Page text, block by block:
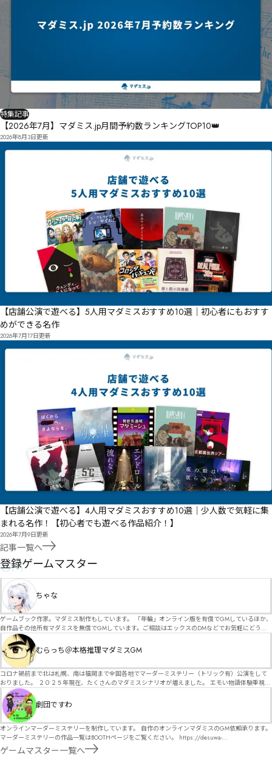
特集記事
【2026年7月】マダミス.jp月間予約数ランキングTOP10👑
2026年8月3日更新
【店舗公演で遊べる】5人用マダミスおすすめ10選｜初心者にもおすす
めができる名作
2026年7月17日更新
【店舗公演で遊べる】4人用マダミスおすすめ10選｜少人数で気軽に集
まれる名作！【初心者でも遊べる作品紹介！】
2026年7月9日更新
記事一覧へ
GM
登録ゲームマスター
ちゃな
ゲームブック作家。マダミス制作もしています。 「年輪」オンライン版を有償でGMしているほか、
自作品その他所有マダミスを無償でGMしています。ご相談はエックスのDMなどでお気軽にどう
ぞ。
むらっち＠本格推理マダミスGM
コロナ禍前まで北は札幌、南は福岡まで全国各地でマーダーミステリー（トリック有）公演をして
おりました。 ２０２５年現在、たくさんのマダミスシナリオが増えました。 エモい物語体験重視の
シナリオがマダミス・マーダーミステリーというジャンル名でたくさんあるため、そのようなシナ
リオは簡単に遊べます。 しかし、２～３時間ずっと考え＆議論して、見たことないトリックが解け
る閃きや犯人として逃げ切る楽しみのある本格推理マーダーミステリーを見つけることが難しくな
劇団ですわ
オンラインマーダーミステリーを制作しています。 自作のオンラインマダミスのGM依頼承ります。
マーダーミステリーの作品一覧はBOOTHページをご覧ください。 https://desuwa-
madamisu.booth.pm/ 以下注意事項をご一読、同意の上で、予約フォームからご連絡ください。
■GM依頼の注意事項■ ①依頼をする作品のＢＯＯＴＨの概要を確認した上で、依頼してくださ
ゲームマスター一覧へ